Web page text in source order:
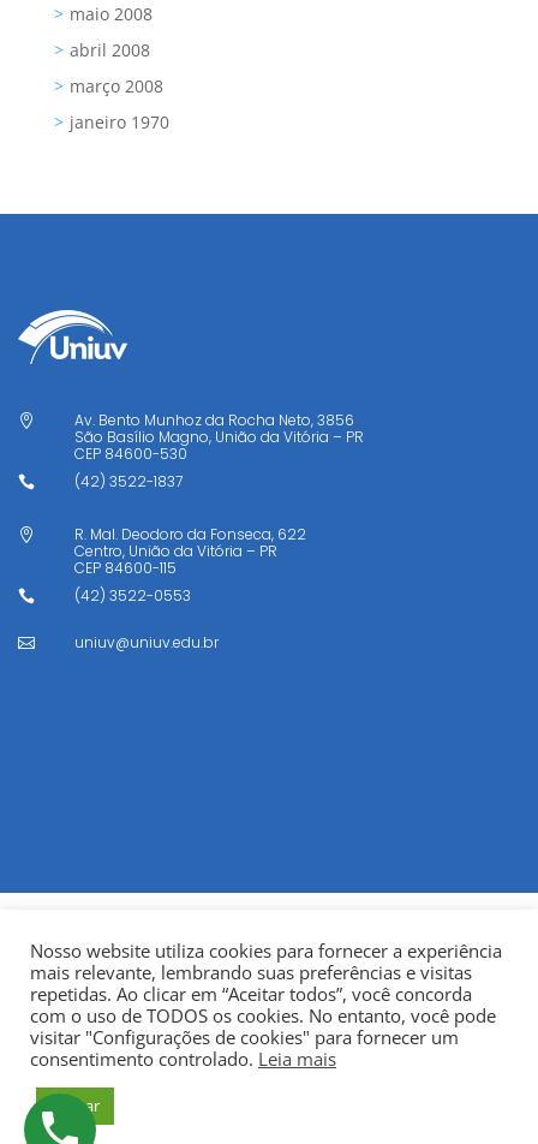
maio 2008
abril 2008
março 2008
janeiro 1970

Av. Bento Munhoz da Rocha Neto, 3856
São Basílio Magno, União da Vitória – PR
CEP 84600-530
 (42) 3522-1837

R. Mal. Deodoro da Fonseca, 622
Centro, União da Vitória – PR
CEP 84600-115
 (42) 3522-0553
 uniuv@uniuv.edu.br
© Copyright 2022Fundação Municipal Centro Universitário
da Cidade de União da Vitória – UNIUV
Nosso website utiliza cookies para fornecer a experiência
mais relevante, lembrando suas preferências e visitas
repetidas. Ao clicar em “Aceitar todos”, você concorda
com o uso de TODOS os cookies. No entanto, você pode
visitar "Configurações de cookies" para fornecer um
consentimento controlado. Leia mais
Aceitar